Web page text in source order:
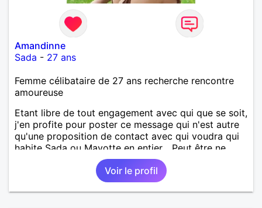
Amandinne
Sada - 27 ans
Femme célibataire de 27 ans recherche rencontre
amoureuse
Etant libre de tout engagement avec qui que se soit,
j'en profite pour poster ce message qui n'est autre
qu'une proposition de contact avec qui voudra qui
habite Sada ou Mayotte en entier... Peut être ne
pourrai-je répondre à tout le monde, mais la perche
est lancée et qui sait ce que cela pourrait donner. Je
reste optimiste sur l'avenir et vous ?
Voir le profil